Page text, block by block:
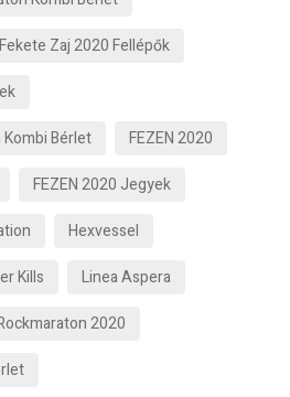
Fekete Zaj 2020 Fellépők
Kombi Bérlet
FEZEN 2020
FEZEN 2020 Jegyek
Hexvessel
Kills
Linea Aspera
2020